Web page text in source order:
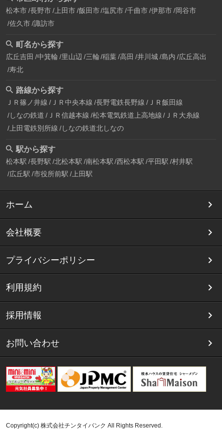
松本市 長野市 上田市 飯田市 塩尻市 千曲市 伊那市 岡谷市
佐久市 諏訪市
町名から探す
広丘吉田 中箕輪 里山辺 三輪 稲葉 高田 井川城 島内 広丘高出
寿北
路線から探す
ＪＲ篠ノ井線 ＪＲ中央本線 長野電鉄長野線 ＪＲ飯田線
しなの鉄道 ＪＲ信越本線 松本電気鉄道上高地線
ＪＲ大糸線
上田電鉄別所線 しなの鉄道北しなの
駅から探す
松本駅 長野駅 北松本駅 南松本駅 西松本駅 平田駅 村井駅
広丘駅 市役所前駅 上田駅
ホーム
会社概要
プライバシーポリシー
利用規約
採用情報
お問い合わせ
Copyright(c) 株式会社チンタイバンク All Rights Reserved.